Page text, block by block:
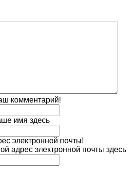
комментарий!
имя здесь
электронной почты!
адрес электронной почты здесь